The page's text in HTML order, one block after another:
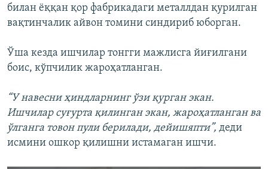
билан ёққан қор фабрикадаги металлдан қурилган
вақтинчалик айвон томини синдириб юборган.
Ўша кезда ишчилар тонгги мажлисга йиғилгани
боис, кўпчилик жароҳатланган.
“У навесни ҳиндларнинг ўзи қурган экан.
Ишчилар суғурта қилинган экан, жароҳатланган ва
ўлганга товон пули берилади, дейишяпти”, деди
исмини ошкор қилишни истамаган ишчи.